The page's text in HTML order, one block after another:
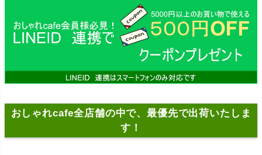
おしゃれcafe全店舗の中で、最優先で出荷いたしま
す！